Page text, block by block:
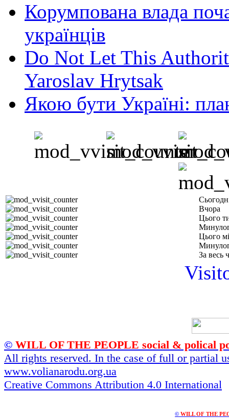
Корумпована влада
українців
Do Not Let This
Yaroslav Hrytsak
Якою бути Україні:
Вчора
Цього
Цього
За весь
© WILL OF THE PEOPLE social & polical
All rights reserved. In the case of full or partial
www.volianarodu.org.ua
Creative Commons Attribution 4.0 International
© WILL OF THE